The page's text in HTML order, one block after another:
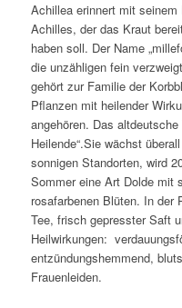
Achillea erinnert mit
Achilles, der das Kraut
haben soll. Der Name
die unzähligen fein
gehört zur Familie der
Pflanzen mit heilender
angehören. Das
Heilende“.Sie wächst
sonnigen Standorten, wird
Sommer eine Art Dolde mit
rosafarbenen Blüten. In der
Tee, frisch gepresster Saft
Heilwirkungen:
entzündungshemmend,
Frauenleiden.